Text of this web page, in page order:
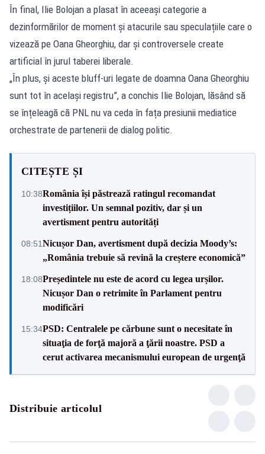
În final, Ilie Bolojan a plasat în aceeași categorie a
dezinformărilor de moment și atacurile sau speculațiile care o
vizează pe Oana Gheorghiu, dar și controversele create
artificial în jurul taberei liberale.
„În plus, și aceste bluff-uri legate de doamna Oana Gheorghiu
sunt tot în același registru”, a conchis Ilie Bolojan, lăsând să
se înțeleagă că PNL nu va ceda în fața presiunii mediatice
orchestrate de partenerii de dialog politic.
CITEȘTE ȘI
10:38România își păstrează ratingul recomandat
investițiilor. Un semnal pozitiv, dar și un
avertisment pentru autorități
08:51Nicușor Dan, avertisment după decizia Moody’s:
„România trebuie să revină la creștere economică”
18:08Președintele nu este de acord cu legea urșilor.
Nicușor Dan o retrimite în Parlament pentru
modificări
15:34PSD: Centralele pe cărbune sunt o necesitate în
situaţia de forţă majoră a ţării noastre. PSD a
cerut activarea mecanismului european de urgenţă
Distribuie articolul